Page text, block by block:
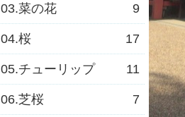
03.菜の花 9
04.桜 17
05.チューリップ 11
06.芝桜 7